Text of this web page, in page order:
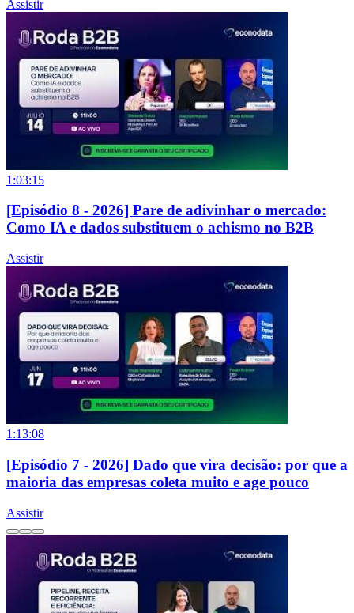
Assistir
1:03:15
[Episódio 8 - 2026] Pare de adivinhar o mercado:
Como IA e dados substituem o achismo no B2B
Assistir
1:13:08
[Episódio 7 - 2026] Dado que vira decisão: por que a
maioria das empresas coleta muito e age pouco
Assistir